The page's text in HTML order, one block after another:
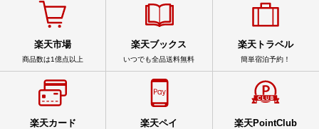
楽天市場
商品数は1億点以上
楽天ブックス
いつでも全品送料無料
楽天トラベル
簡単宿泊予約！
楽天カード 楽天ペイ 楽天PointClub